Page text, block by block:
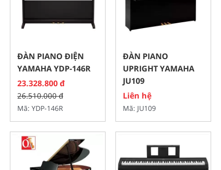
ĐÀN PIANO ĐIỆN
YAMAHA YDP-146R
23.328.800 đ
26.510.000 đ
Mã: YDP-146R
ĐÀN PIANO
UPRIGHT YAMAHA
JU109
Liên hệ
Mã: JU109